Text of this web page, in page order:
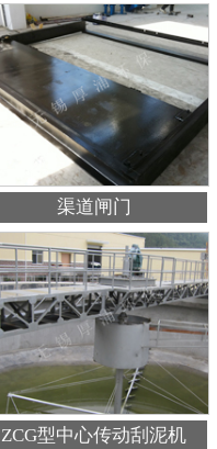
渠道闸门
ZCG型中心传动刮泥机